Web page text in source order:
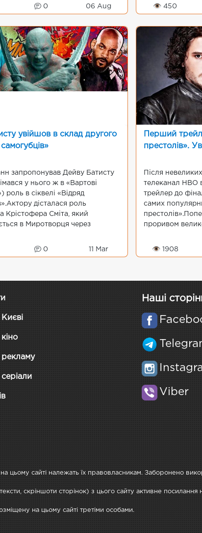
0 06 Aug 👁 450
увійшов в склад другого
запропонував Дейву Батисту
у нього ж в «Вартові
роль в сіквелі «Відряд
дісталася роль
Крістофера Сміта, який
в Миротворця через
вбивств.Харлі Квінн знову зі...
0 11 Mar
Перший
престолів».
Після
телеканал НВО
трейлер до
самих
проривом
Джон Сноу
👁 1908
рекламу
Наші
Viber
цьому сайті належать їх правовласникам. Заборонено
скріншоти сторінок) з цього сайту активне
на цьому сайті третіми особами.